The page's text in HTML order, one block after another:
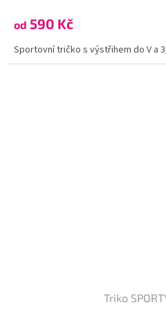
od 590 Kč
Sportovní tričko s výstřihem do V a
Triko